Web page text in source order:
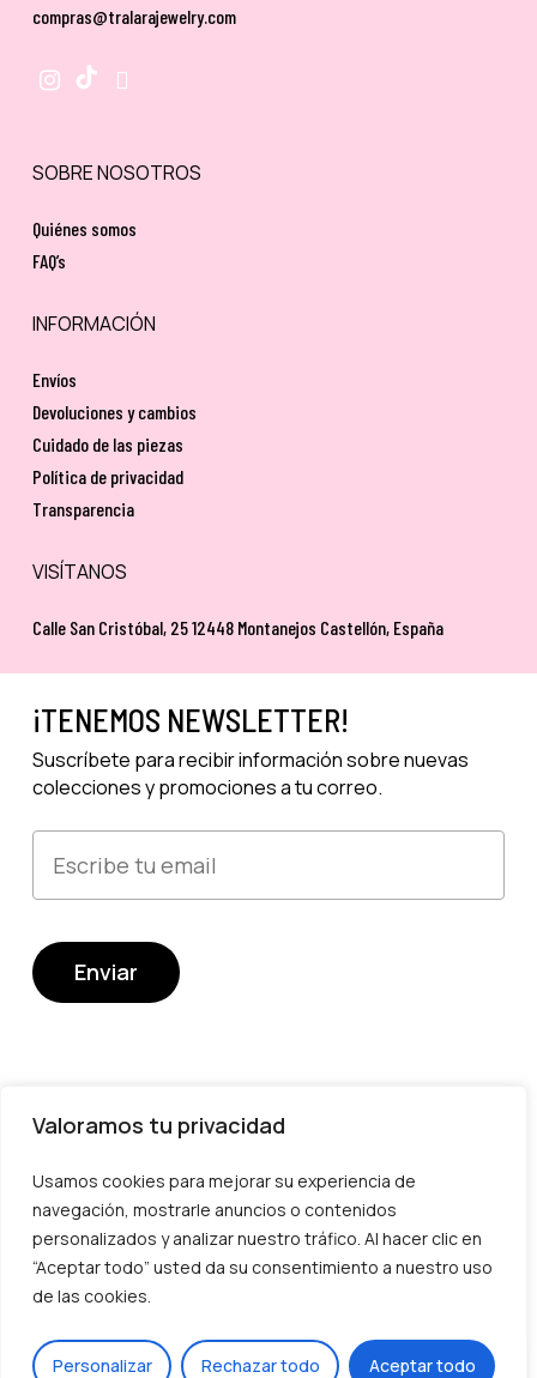
Valoramos tu privacidad
Usamos cookies para mejorar su experiencia de
navegación, mostrarle anuncios o contenidos
personalizados y analizar nuestro tráfico. Al hacer clic en
“Aceptar todo” usted da su consentimiento a nuestro uso
de las cookies.
Personalizar Rechazar todo Aceptar todo
Subtotal:
Ver Carrito Finalizar Compra
compras@tralarajewelry.com
SOBRE NOSOTROS
Quiénes somos
FAQ’s
INFORMACIÓN
Envíos
Devoluciones y cambios
Cuidado de las piezas
Política de privacidad
Transparencia
VISÍTANOS
Calle San Cristóbal, 25 12448 Montanejos Castellón, España
¡TENEMOS NEWSLETTER!
Suscríbete para recibir información sobre nuevas
colecciones y promociones a tu correo.
Devoluciones y cambios
Envío
Transparencia
ES